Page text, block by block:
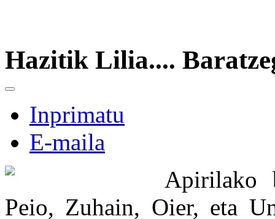
Hazitik Lilia....
Inprimatu
E-maila
Apirilako
Peio, Zuhain, Oier, eta